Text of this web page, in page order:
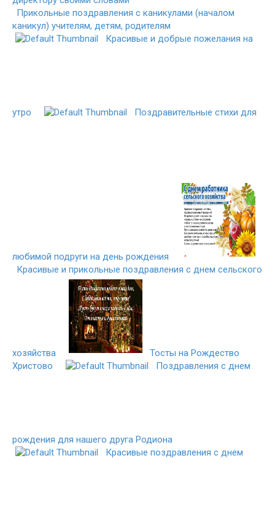
Прикольные поздравления с каникулами (началом
каникул) учителям, детям, родителям
Красивые и добрые пожелания на
утро Поздравительные стихи для
любимой подруги на день рождения
Красивые и прикольные поздравления с днем сельского
хозяйства
Тосты на Рождество
Христово
Поздравления с днем
рождения для нашего друга Родиона
Красивые поздравления с днем